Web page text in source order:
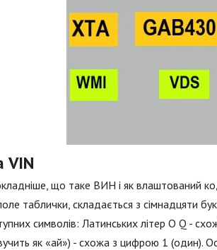
VIN
що таке ВИН і як влаштований
таблички, складається з сімнадцяти
символів: Латинських літер O Q -
як «ай») - схожа з цифрою 1 (один).